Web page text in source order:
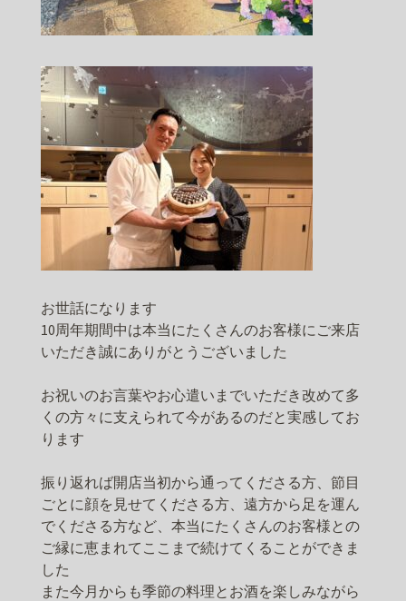
お世話になります
10周年期間中は本当にたくさんのお客様にご来店
いただき誠にありがとうございました
お祝いのお言葉やお心遣いまでいただき改めて多
くの方々に支えられて今があるのだと実感してお
ります
振り返れば開店当初から通ってくださる方、節目
ごとに顔を見せてくださる方、遠方から足を運ん
でくださる方など、本当にたくさんのお客様との
ご縁に恵まれてここまで続けてくることができま
した
また今月からも季節の料理とお酒を楽しみながら